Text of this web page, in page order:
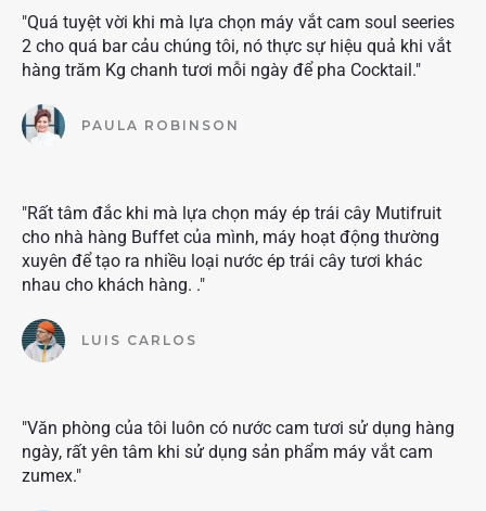
"Quá tuyệt vời khi mà lựa chọn máy vắt cam soul seeries
2 cho quá bar cảu chúng tôi, nó thực sự hiệu quả khi vắt
hàng trăm Kg chanh tươi mỗi ngày để pha Cocktail."
PAULA ROBINSON
"Rất tâm đắc khi mà lựa chọn máy ép trái cây Mutifruit
cho nhà hàng Buffet của mình, máy hoạt động thường
xuyên để tạo ra nhiều loại nước ép trái cây tươi khác
nhau cho khách hàng. ."
LUIS CARLOS
"Văn phòng của tôi luôn có nước cam tươi sử dụng hàng
ngày, rất yên tâm khi sử dụng sản phẩm máy vắt cam
zumex."